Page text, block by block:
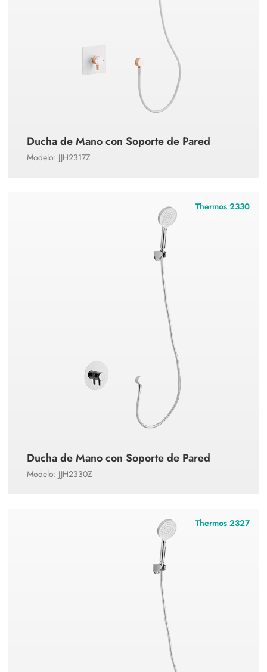
Ducha de Mano con Soporte de Pared
Modelo: JJH2317Z
Thermos 2330
Ducha de Mano con Soporte de Pared
Modelo: JJH2330Z
Thermos 2327